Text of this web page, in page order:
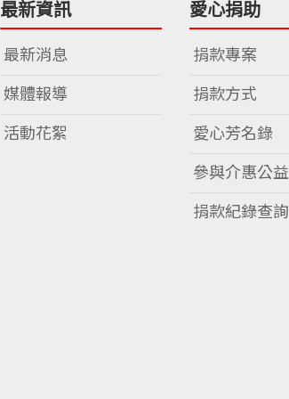
最新資訊
最新消息
媒體報導
活動花絮
愛心捐助
捐款專案
捐款方式
愛心芳名錄
參與介惠公益
捐款紀錄查詢